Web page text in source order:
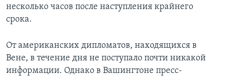
несколько часов после наступления крайнего
срока.
От американских дипломатов, находящихся в
Вене, в течение дня не поступало почти никакой
информации. Однако в Вашингтоне пресс-